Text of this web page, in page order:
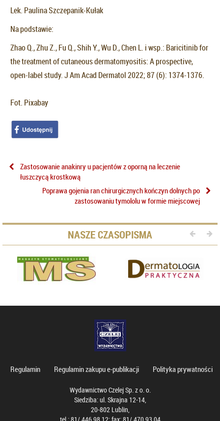
Lek. Paulina Szczepanik-Kułak
Na podstawie:
Zhao Q., Zhu Z., Fu Q., Shih Y., Wu D., Chen L. i wsp.: Baricitinib for
the treatment of cutaneous dermatomyositis: A prospective,
open-label study. J Am Acad Dermatol 2022; 87 (6): 1374-1376.
Fot. Pixabay
Zastosowanie anakinry u pacjentów z oporną na leczenie
łuszczycą krostkową
Poprawa gojenia ran chirurgicznych kończyn dolnych po
zastosowaniu tymololu w formie miejscowej
NASZE CZASOPISMA
Regulamin Regulamin zakupu e-publikacji Polityka prywatności
Wydawnictwo Czelej Sp. z o. o.
Siedziba: ul. Skrajna 12-14,
20-802 Lublin,